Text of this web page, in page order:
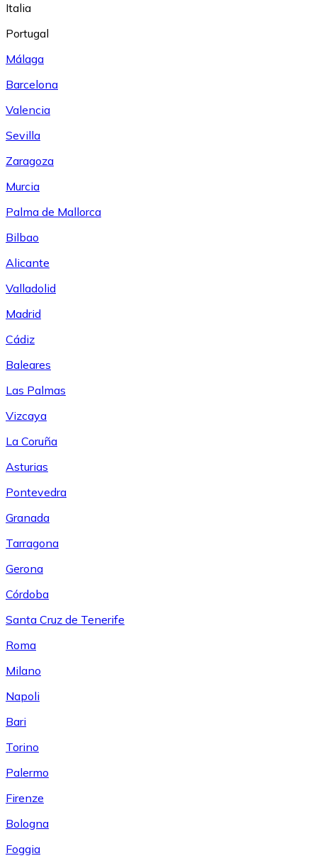
Italia
Portugal
Málaga
Barcelona
Valencia
Sevilla
Zaragoza
Murcia
Palma de Mallorca
Bilbao
Alicante
Valladolid
Madrid
Cádiz
Baleares
Las Palmas
Vizcaya
La Coruña
Asturias
Pontevedra
Granada
Tarragona
Gerona
Córdoba
Santa Cruz de Tenerife
Roma
Milano
Napoli
Bari
Torino
Palermo
Firenze
Bologna
Foggia